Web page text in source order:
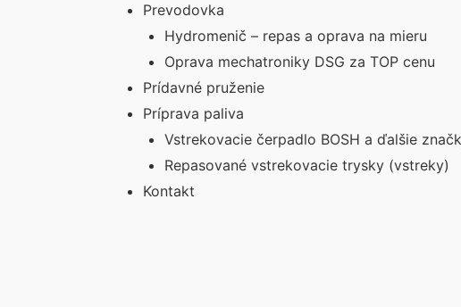
Prevodovka
Hydromenič – repas a oprava na mieru
Oprava mechatroniky DSG za TOP cenu
Prídavné pruženie
Príprava paliva
Vstrekovacie čerpadlo BOSH a ďalšie
Repasované vstrekovacie trysky (vstreky)
Kontakt